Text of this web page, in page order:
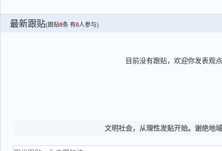
最新跟贴(跟贴0条 有0人参与)
目前没有跟贴，欢迎你发表观点
文明社会，从理性发贴开始。谢绝地